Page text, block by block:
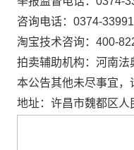
咨询电话： 0374-
淘宝技术咨询： 400-
拍卖辅助机构：河南法
本公告其他未尽事宜，
地址： 许昌市魏都区人